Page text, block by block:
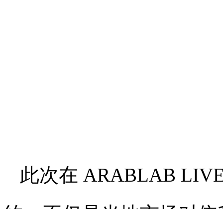
此次在 ARABLAB